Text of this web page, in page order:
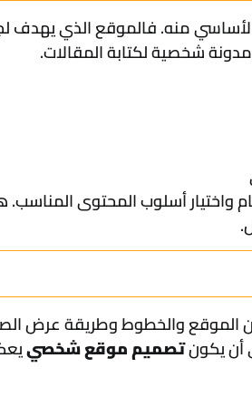
منه. فالموقع الذي يهدف
شخصية لكتابة المقالات.
واختيار أسلوب المحتوى
الموقع والخطوط وطريقة عرض
أن يكونتصميم موقع شخصي